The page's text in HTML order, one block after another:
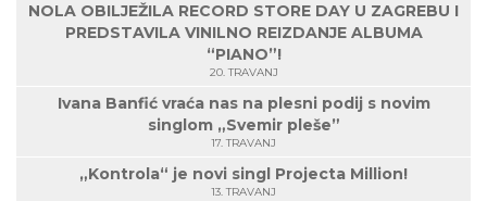
NOLA OBILJEŽILA RECORD STORE DAY U ZAGREBU I
PREDSTAVILA VINILNO REIZDANJE ALBUMA
“PIANO”!
20. TRAVANJ
Ivana Banfić vraća nas na plesni podij s novim
singlom „Svemir pleše”
17. TRAVANJ
„Kontrola“ je novi singl Projecta Million!
13. TRAVANJ